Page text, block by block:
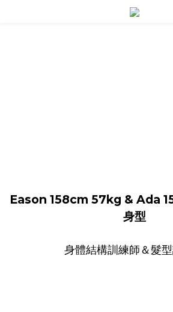
Eason 158cm 57kg & Ada
身型
身體結構訓練師＆髮